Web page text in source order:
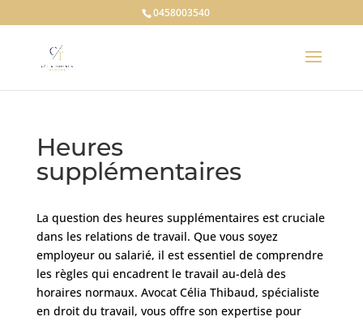
0458003540
Heures
supplémentaires
La question des heures supplémentaires est cruciale
dans les relations de travail. Que vous soyez
employeur ou salarié, il est essentiel de comprendre
les règles qui encadrent le travail au-delà des
horaires normaux. Avocat Célia Thibaud, spécialiste
en droit du travail, vous offre son expertise pour